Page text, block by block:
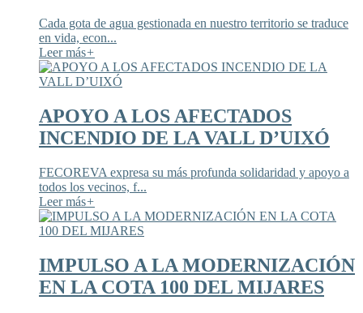
Cada gota de agua gestionada en nuestro territorio se traduce
en vida, econ...
Leer más+
APOYO A LOS AFECTADOS
INCENDIO DE LA VALL D’UIXÓ
FECOREVA expresa su más profunda solidaridad y apoyo a
todos los vecinos, f...
Leer más+
IMPULSO A LA MODERNIZACIÓN
EN LA COTA 100 DEL MIJARES